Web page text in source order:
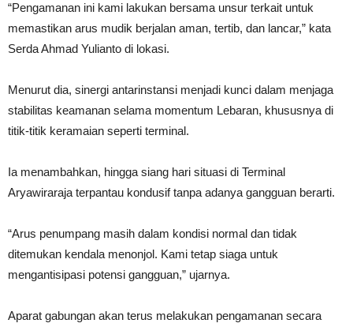
“Pengamanan ini kami lakukan bersama unsur terkait untuk
memastikan arus mudik berjalan aman, tertib, dan lancar,” kata
Serda Ahmad Yulianto di lokasi.
Menurut dia, sinergi antarinstansi menjadi kunci dalam menjaga
stabilitas keamanan selama momentum Lebaran, khususnya di
titik-titik keramaian seperti terminal.
Ia menambahkan, hingga siang hari situasi di Terminal
Aryawiraraja terpantau kondusif tanpa adanya gangguan berarti.
“Arus penumpang masih dalam kondisi normal dan tidak
ditemukan kendala menonjol. Kami tetap siaga untuk
mengantisipasi potensi gangguan,” ujarnya.
Aparat gabungan akan terus melakukan pengamanan secara